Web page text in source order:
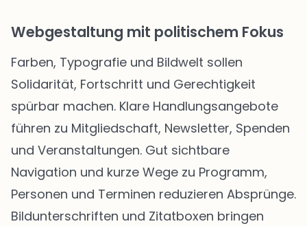
Webgestaltung mit politischem Fokus
Farben, Typografie und Bildwelt sollen
Solidarität, Fortschritt und Gerechtigkeit
spürbar machen. Klare Handlungsangebote
führen zu Mitgliedschaft, Newsletter, Spenden
und Veranstaltungen. Gut sichtbare
Navigation und kurze Wege zu Programm,
Personen und Terminen reduzieren Absprünge.
Bildunterschriften und Zitatboxen bringen